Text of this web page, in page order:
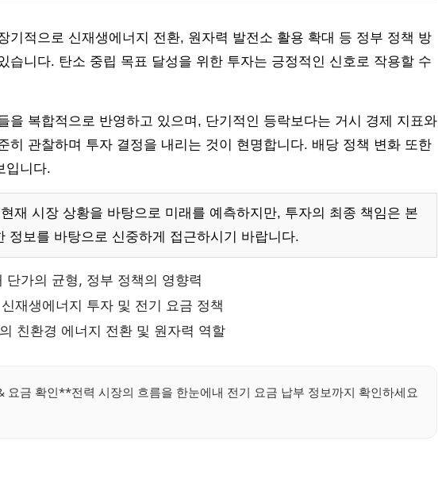
기적으로 신재생에너지 전환, 원자력 발전소 활용 확대 등 정부 정책 방
습니다. 탄소 중립 목표 달성을 위한 투자는 긍정적인 신호로 작용할 수
을 복합적으로 반영하고 있으며, 단기적인 등락보다는 거시 경제 지표와
히 관찰하며 투자 결정을 내리는 것이 현명합니다. 배당 정책 변화 또한
입니다.
재 시장 상황을 바탕으로 미래를 예측하지만, 투자의 최종 책임은 본
정보를 바탕으로 신중하게 접근하시기 바랍니다.
단가의 균형, 정부 정책의 영향력
재생에너지 투자 및 전기 요금 정책
친환경 에너지 전환 및 원자력 역할
요금 확인**전력 시장의 흐름을 한눈에내 전기 요금 납부 정보까지 확인하세요